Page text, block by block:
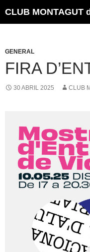
CLUB MONTAGUT
GENERAL
FIRA
30 ABRIL 2025 CLUB